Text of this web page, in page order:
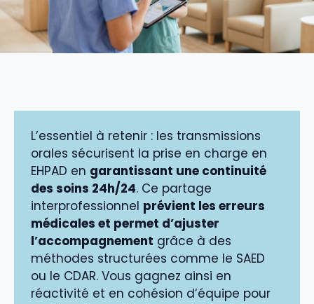
L’essentiel à retenir : les transmissions
orales sécurisent la prise en charge en
EHPAD en garantissant une continuité
des soins 24h/24. Ce partage
interprofessionnel prévient les erreurs
médicales et permet d’ajuster
l’accompagnement grâce à des
méthodes structurées comme le SAED
ou le CDAR. Vous gagnez ainsi en
réactivité et en cohésion d’équipe pour